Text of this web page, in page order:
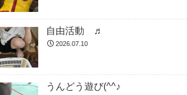
自由活動 ♬
2026.07.10
うんどう遊び(^^♪